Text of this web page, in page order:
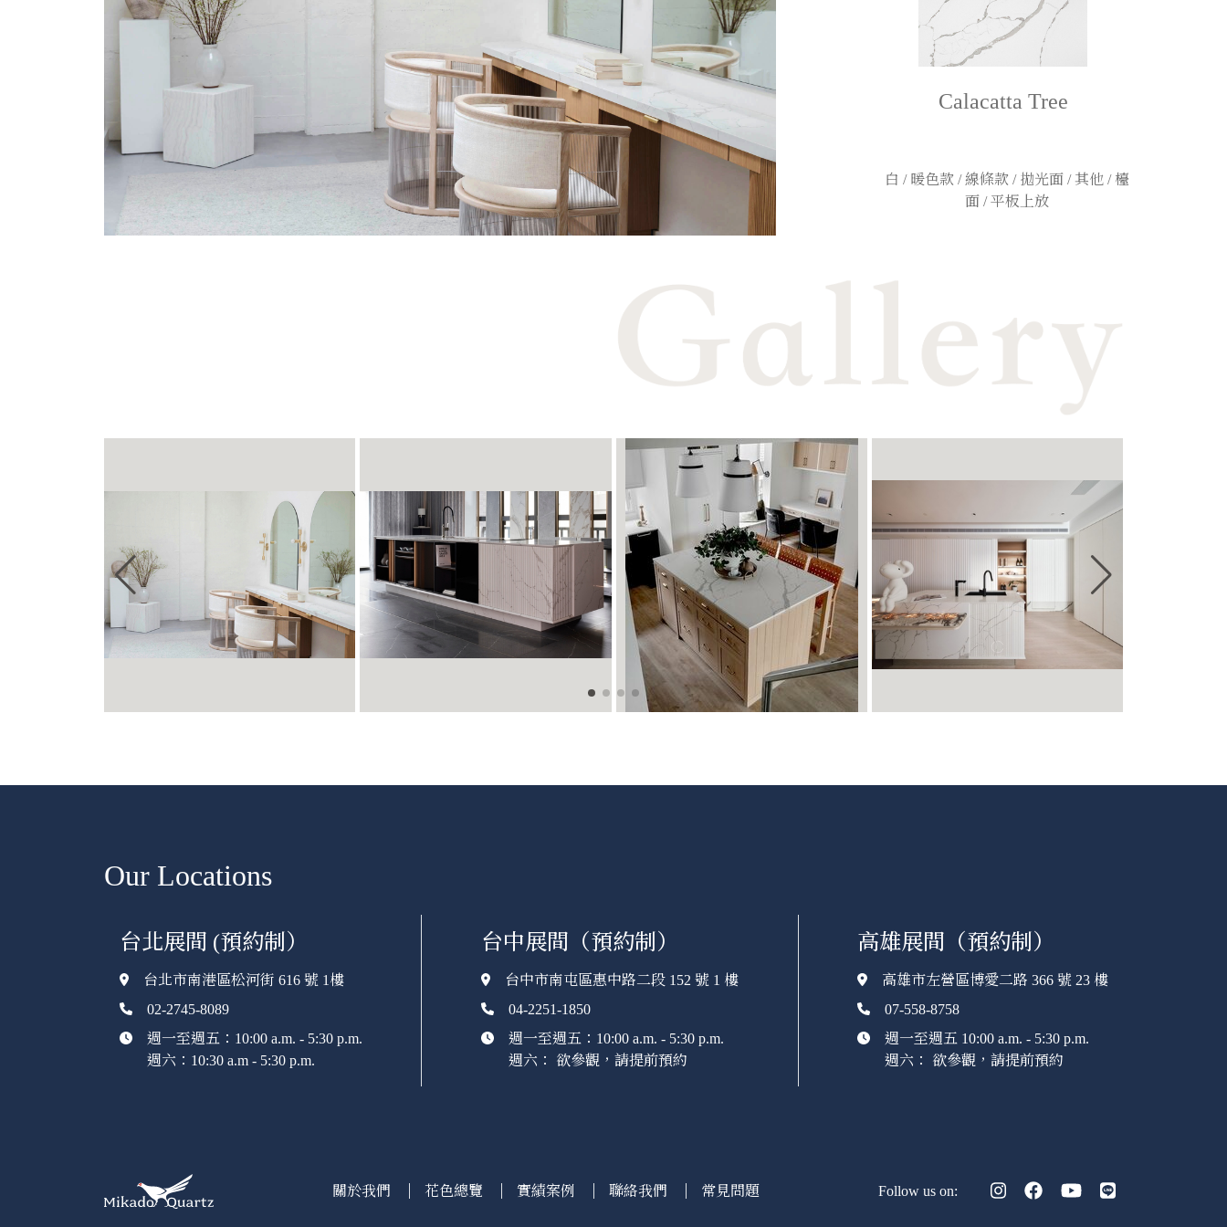
Calacatta Tree
白 / 暖色款 / 線條款 / 拋光面 / 其他 / 檯
面 / 平板上放
Our Locations
台北展間 (預約制）
台北市南港區松河街 616 號 1樓
02-2745-8089
週一至週五：10:00 a.m. - 5:30 p.m.
週六：10:30 a.m - 5:30 p.m.
台中展間（預約制）
台中市南屯區惠中路二段 152 號 1 樓
04-2251-1850
週一至週五：10:00 a.m. - 5:30 p.m.
週六： 欲參觀，請提前預約
高雄展間（預約制）
高雄市左營區博愛二路 366 號 23 樓
07-558-8758
週一至週五 10:00 a.m. - 5:30 p.m.
週六： 欲參觀，請提前預約
關於我們 花色總覽 實績案例 聯絡我們 常見問題 Follow us on: